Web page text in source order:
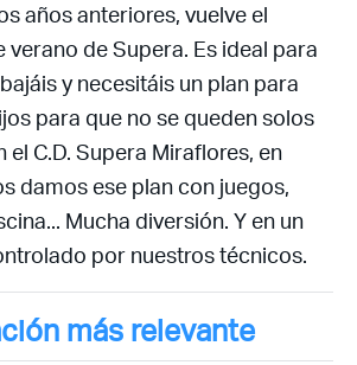
años anteriores, vuelve el
verano de Supera. Es ideal para
y necesitáis un plan para
para que no se queden solos
el C.D. Supera Miraflores, en
damos ese plan con juegos,
Mucha diversión. Y en un
por nuestros técnicos.
más relevante